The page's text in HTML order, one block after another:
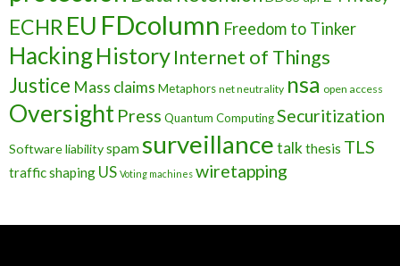
ECHR EU FDcolumn Freedom to Tinker
HackingHistoryInternet of Things
Justice Mass claims Metaphors net neutrality nsa open access
Oversight Press Quantum ComputingSecuritization
Software liabilityspamsurveillancetalkthesis TLS
traffic shaping US Voting machines wiretapping